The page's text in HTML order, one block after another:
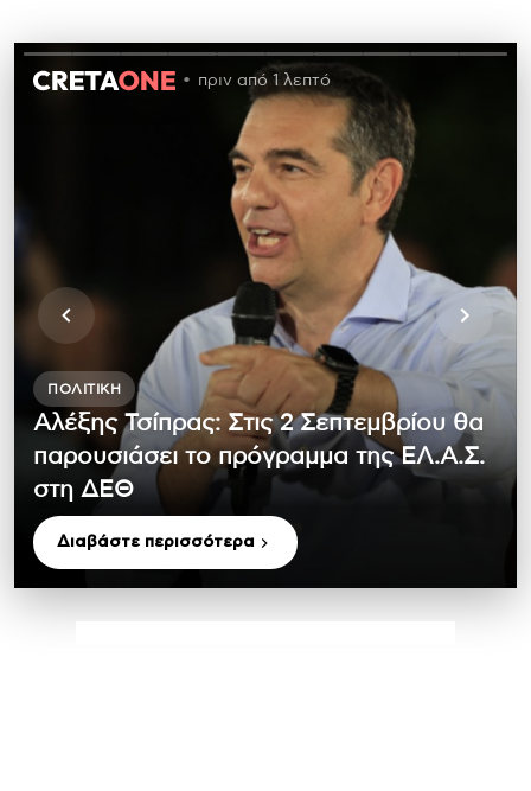
πριν από 1 λεπτό
ΠΟΛΙΤΙΚΉ
Αλέξης Τσίπρας: Στις 2 Σεπτεμβρίου θα
παρουσιάσει το πρόγραμμα της ΕΛ.Α.Σ.
στη ΔΕΘ
Διαβάστε περισσότερα